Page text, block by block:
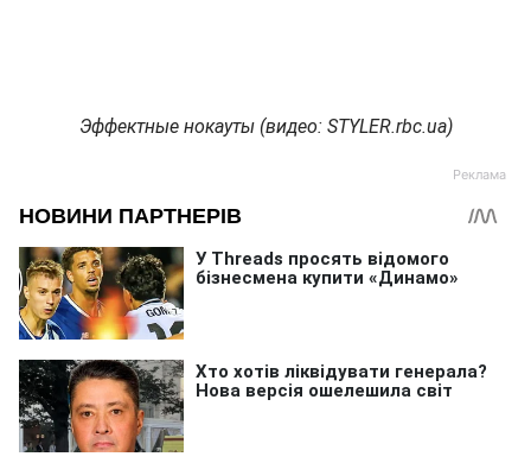
Эффектные нокауты (видео: STYLER.rbc.ua)